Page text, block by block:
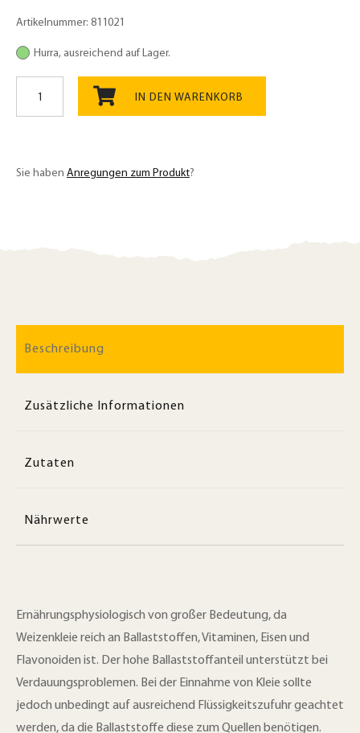
Artikelnummer: 811021
Hurra, ausreichend auf Lager.
250g,
IN DEN WARENKORB
Sie haben Anregungen zum Produkt?
Beschreibung
Zusätzliche Informationen
Zutaten
Nährwerte
Ernährungsphysiologisch von großer Bedeutung, da
Weizenkleie reich an Ballaststoffen, Vitaminen, Eisen und
Flavonoiden ist. Der hohe Ballaststoffanteil unterstützt bei
Verdauungsproblemen. Bei der Einnahme von Kleie sollte
jedoch unbedingt auf ausreichend Flüssigkeitszufuhr geachtet
werden, da die Ballaststoffe diese zum Quellen benötigen.